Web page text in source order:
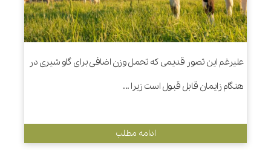
علیرغم این تصور قدیمی که تحمل وزن اضافی برای گاو شیری در
هنگام زایمان قابل قبول است زیرا ...
ادامه مطلب